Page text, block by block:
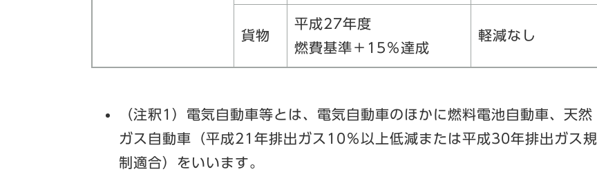
貨物
平成27年度
燃費基準＋15％達成
軽減なし
（注釈1）電気自動車等とは、電気自動車のほかに燃料電池自動車、天然
ガス自動車（平成21年排出ガス10％以上低減または平成30年排出ガス規
制適合）をいいます。